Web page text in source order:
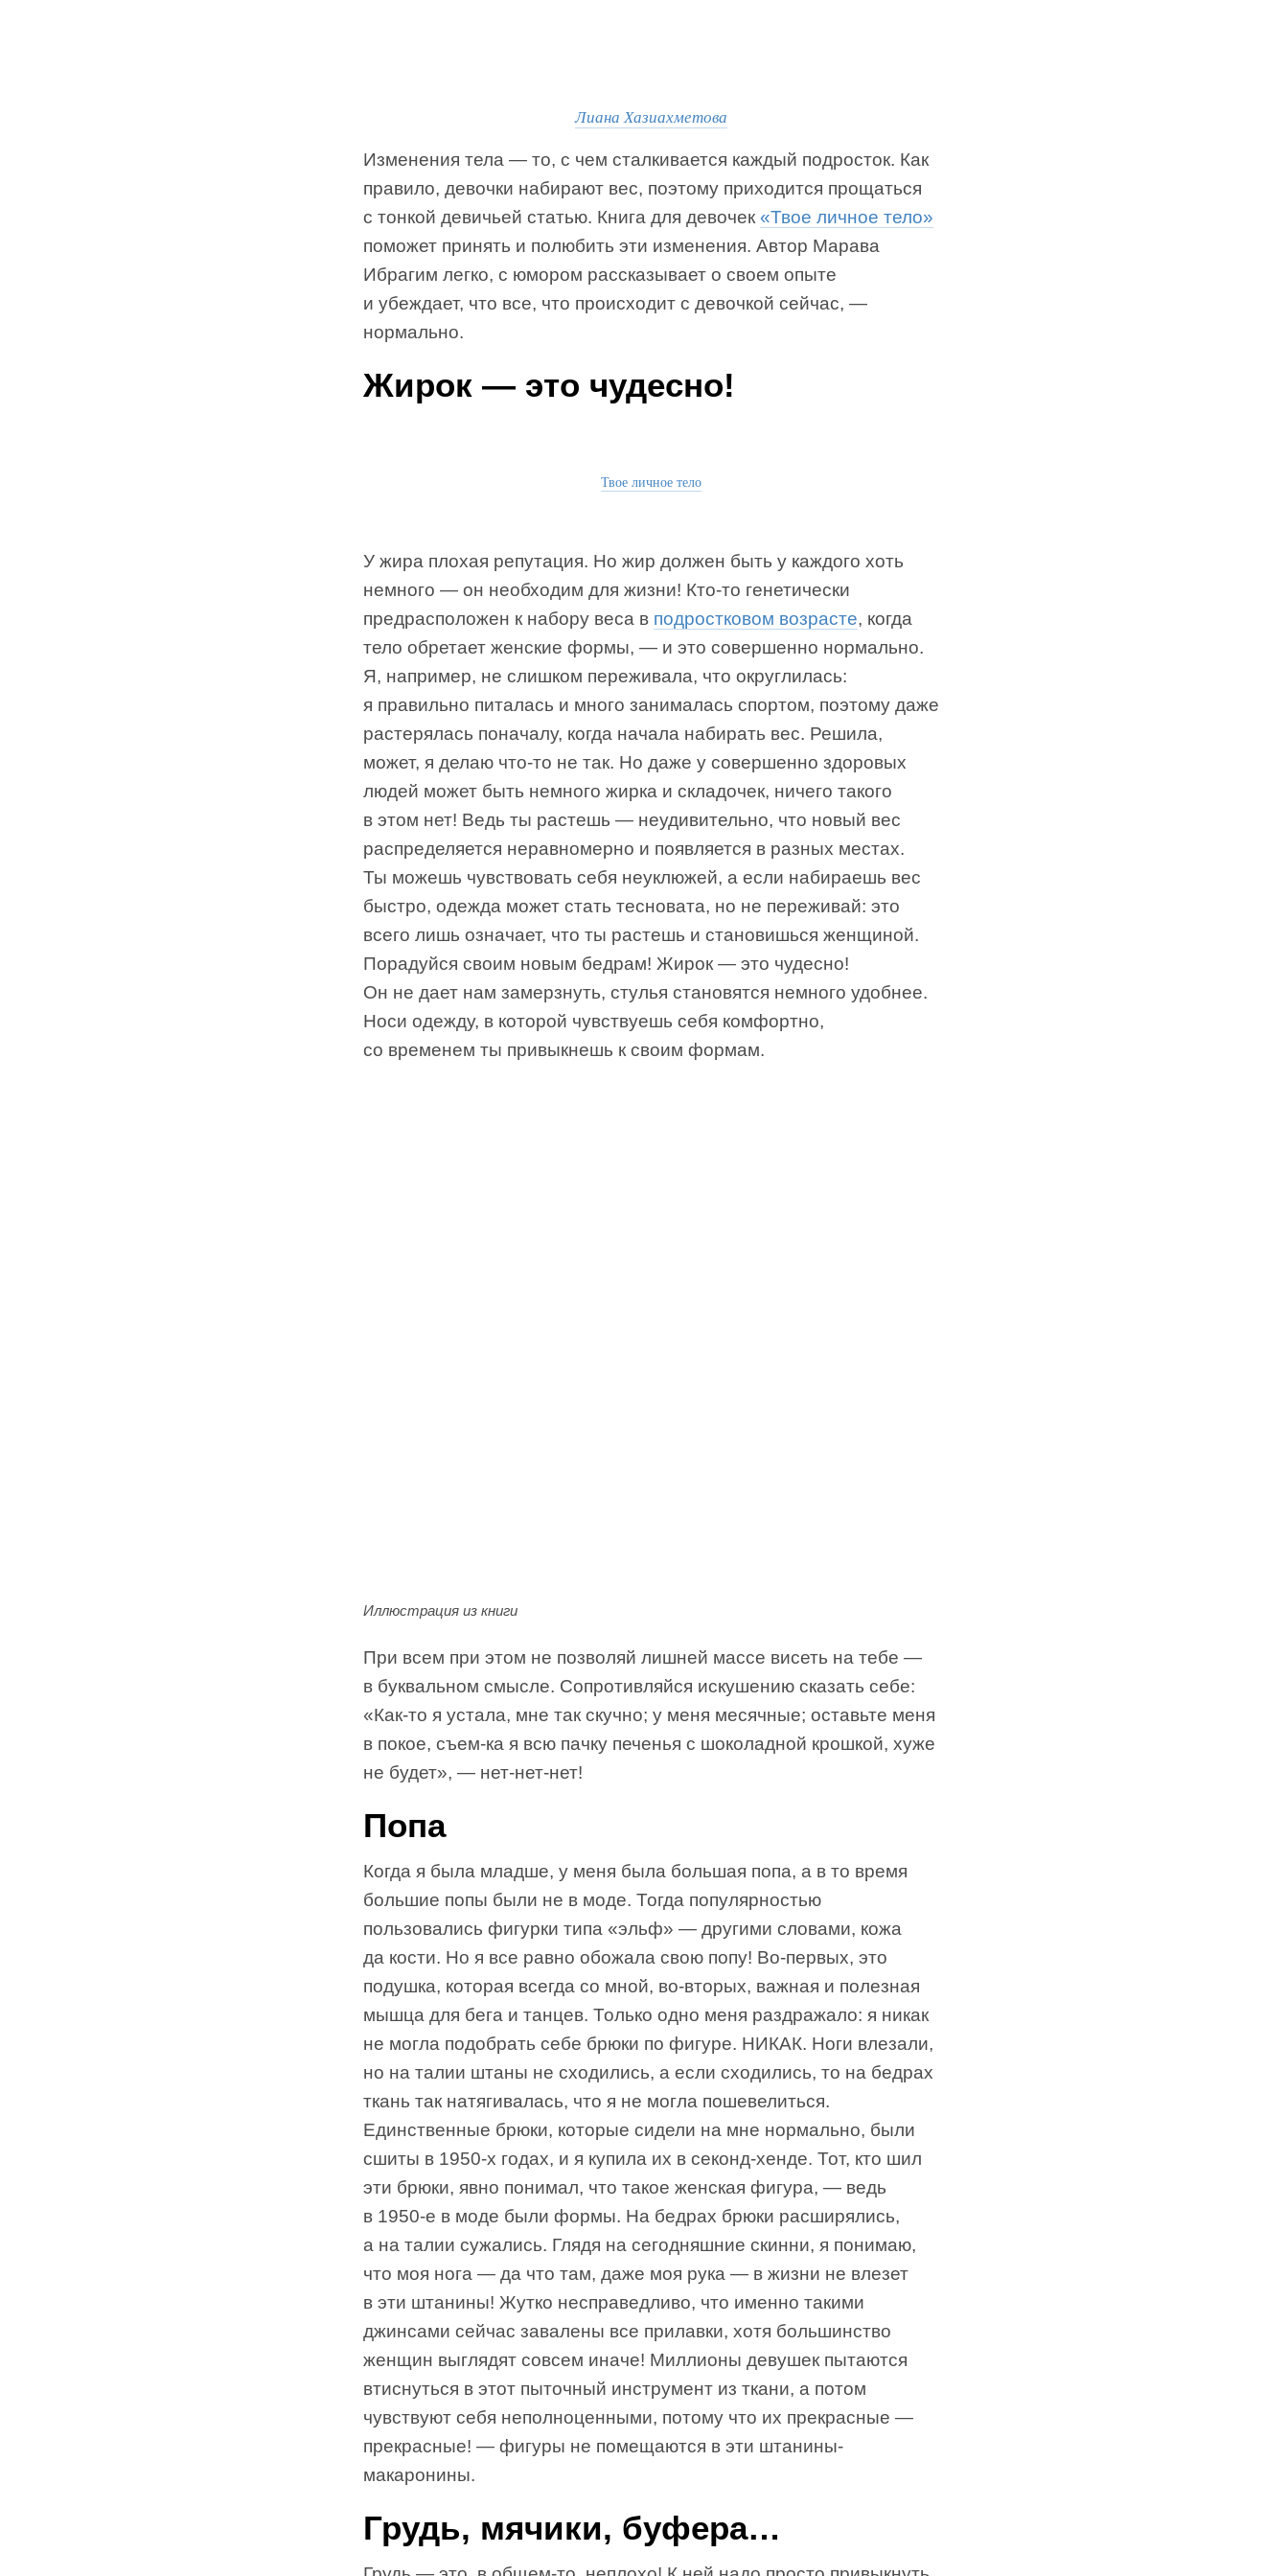
Лиана Хазиахметова
Изменения тела — то, с чем сталкивается каждый подросток. Как
правило, девочки набирают вес, поэтому приходится прощаться
с тонкой девичьей статью. Книга для девочек «Твое личное тело»
поможет принять и полюбить эти изменения. Автор Марава
Ибрагим легко, с юмором рассказывает о своем опыте
и убеждает, что все, что происходит с девочкой сейчас, —
нормально.
Жирок — это чудесно!
Твое личное тело
У жира плохая репутация. Но жир должен быть у каждого хоть
немного — он необходим для жизни! Кто-то генетически
предрасположен к набору веса в подростковом возрасте, когда
тело обретает женские формы, — и это совершенно нормально.
Я, например, не слишком переживала, что округлилась:
я правильно питалась и много занималась спортом, поэтому даже
растерялась поначалу, когда начала набирать вес. Решила,
может, я делаю что-то не так. Но даже у совершенно здоровых
людей может быть немного жирка и складочек, ничего такого
в этом нет! Ведь ты растешь — неудивительно, что новый вес
распределяется неравномерно и появляется в разных местах.
Ты можешь чувствовать себя неуклюжей, а если набираешь вес
быстро, одежда может стать тесновата, но не переживай: это
всего лишь означает, что ты растешь и становишься женщиной.
Порадуйся своим новым бедрам! Жирок — это чудесно!
Он не дает нам замерзнуть, стулья становятся немного удобнее.
Носи одежду, в которой чувствуешь себя комфортно,
со временем ты привыкнешь к своим формам.
Иллюстрация из книги
При всем при этом не позволяй лишней массе висеть на тебе —
в буквальном смысле. Сопротивляйся искушению сказать себе:
«Как-то я устала, мне так скучно; у меня месячные; оставьте меня
в покое, съем-ка я всю пачку печенья с шоколадной крошкой, хуже
не будет», — нет-нет-нет!
Попа
Когда я была младше, у меня была большая попа, а в то время
большие попы были не в моде. Тогда популярностью
пользовались фигурки типа «эльф» — другими словами, кожа
да кости. Но я все равно обожала свою попу! Во-первых, это
подушка, которая всегда со мной, во-вторых, важная и полезная
мышца для бега и танцев. Только одно меня раздражало: я никак
не могла подобрать себе брюки по фигуре. НИКАК. Ноги влезали,
но на талии штаны не сходились, а если сходились, то на бедрах
ткань так натягивалась, что я не могла пошевелиться.
Единственные брюки, которые сидели на мне нормально, были
сшиты в 1950-х годах, и я купила их в секонд-хенде. Тот, кто шил
эти брюки, явно понимал, что такое женская фигура, — ведь
в 1950-е в моде были формы. На бедрах брюки расширялись,
а на талии сужались. Глядя на сегодняшние скинни, я понимаю,
что моя нога — да что там, даже моя рука — в жизни не влезет
в эти штанины! Жутко несправедливо, что именно такими
джинсами сейчас завалены все прилавки, хотя большинство
женщин выглядят совсем иначе! Миллионы девушек пытаются
втиснуться в этот пыточный инструмент из ткани, а потом
чувствуют себя неполноценными, потому что их прекрасные —
прекрасные! — фигуры не помещаются в эти штанины-
макаронины.
Грудь, мячики, буфера…